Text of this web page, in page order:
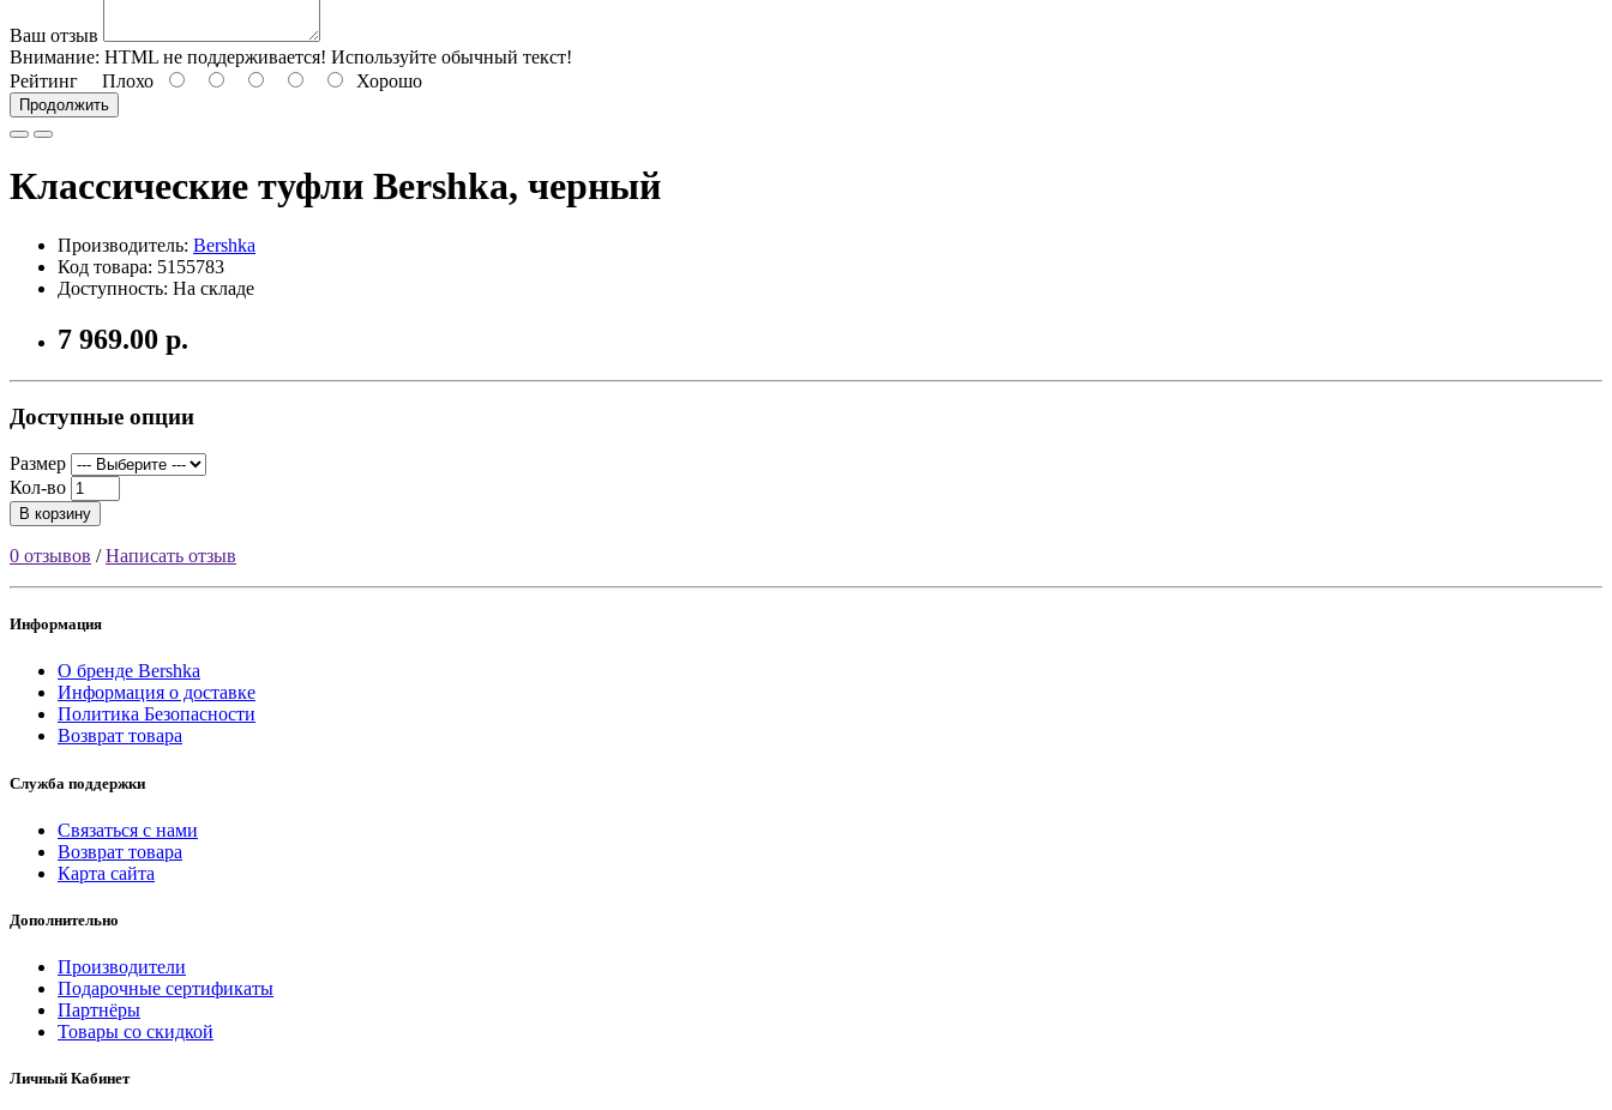
Ваш отзыв
Внимание: HTML не поддерживается! Используйте обычный текст!
Рейтинг Плохо Хорошо
Продолжить
Классические туфли Bershka, черный
Производитель: Bershka
Код товара: 5155783
Доступность: На складе
7 969.00 р.
Доступные опции
Размер
Кол-во
В корзину
0 отзывов /Написать отзыв
Информация
О бренде Bershka
Информация о доставке
Политика Безопасности
Возврат товара
Служба поддержки
Связаться с нами
Возврат товара
Карта сайта
Дополнительно
Производители
Подарочные сертификаты
Партнёры
Товары со скидкой
Личный Кабинет